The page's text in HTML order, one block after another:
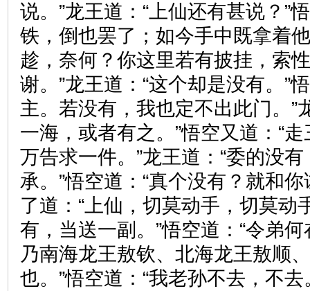
说。”龙王道：“上仙还有甚说？”
铁，倒也罢了；如今手中既拿着
趁，奈何？你这里若有披挂，索
谢。”龙王道：“这个却是没有。”
主。若没有，我也定不出此门。”
一海，或者有之。”悟空又道：“
万告求一件。”龙王道：“委的没
承。”悟空道：“真个没有？就和
了道：“上仙，切莫动手，切莫动
有，当送一副。”悟空道：“令弟何
乃南海龙王敖钦、北海龙王敖顺
也。”悟空道：“我老孙不去，不